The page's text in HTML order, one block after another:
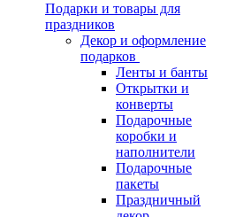
Подарки и товары для
праздников
Декор и оформление
подарков
Ленты и банты
Открытки и
конверты
Подарочные
коробки и
наполнители
Подарочные
пакеты
Праздничный